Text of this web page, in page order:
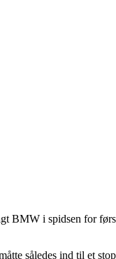
BMW i spidsen for
således ind til et